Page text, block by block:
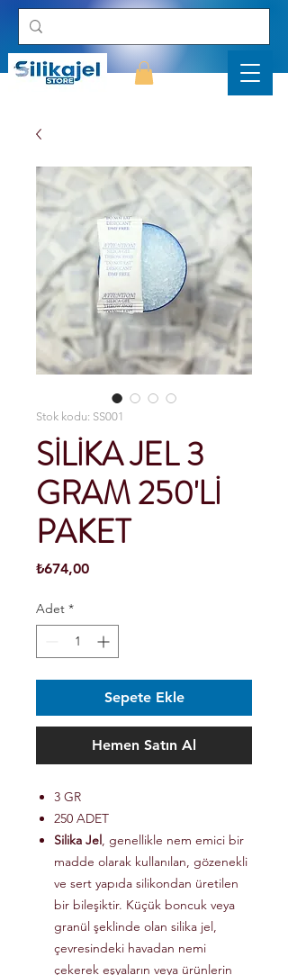
Stok kodu: SS001
SİLİKA JEL 3
GRAM 250'Lİ
PAKET
₺674,00Fiyat
Adet *
Sepete Ekle
Hemen Satın Al
3 GR
250 ADET
Silika Jel, genellikle nem emici bir
madde olarak kullanılan, gözenekli
ve sert yapıda silikondan üretilen
bir bileşiktir. Küçük boncuk veya
granül şeklinde olan silika jel,
çevresindeki havadan nemi
çekerek eşyaların veya ürünlerin